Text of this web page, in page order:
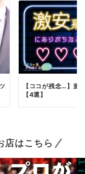
【ココが残念…】激
【4選】
店はこちら